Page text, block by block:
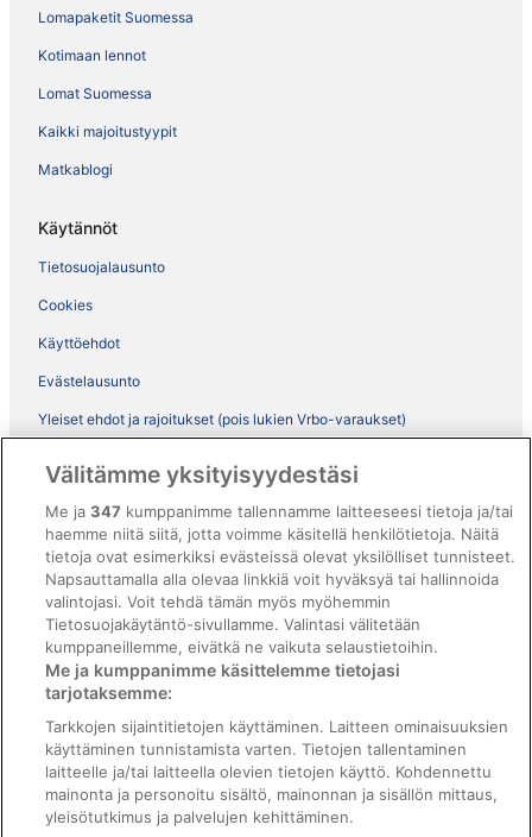
Lomapaketit Suomessa
Kotimaan lennot
Lomat Suomessa
Kaikki majoitustyypit
Matkablogi
Käytännöt
Tietosuojalausunto
Cookies
Käyttöehdot
Evästelausunto
Yleiset ehdot ja rajoitukset (pois lukien Vrbo-varaukset)
ebookers BONUS+ -ohjelman ehdot
Oikeudelliset tiedot / ota meihin yhteyttä
Sisältövaatimukset ja ilmoituksen tekeminen sisällöstä
Tuki
Ota yhteyttä
Varauksen muuttaminen tai peruuttaminen
Varaa lento lentoyhtiön hyvityskupongeilla
Hyvityksen hakeminen ja aikarajat
Välitämme yksityisyydestäsi
Me ja347 kumppanimme tallennamme laitteeseesi tietoja ja/tai
haemme niitä siitä, jotta voimme käsitellä henkilötietoja. Näitä
tietoja ovat esimerkiksi evästeissä olevat yksilölliset tunnisteet.
Napsauttamalla alla olevaa linkkiä voit hyväksyä tai hallinnoida
valintojasi. Voit tehdä tämän myös myöhemmin
Tietosuojakäytäntö-sivullamme. Valintasi välitetään
kumppaneillemme, eivätkä ne vaikuta selaustietoihin.
Me ja kumppanimme käsittelemme tietojasi
tarjotaksemme:
Tarkkojen sijaintitietojen käyttäminen. Laitteen ominaisuuksien
käyttäminen tunnistamista varten. Tietojen tallentaminen
laitteelle ja/tai laitteella olevien tietojen käyttö. Kohdennettu
mainonta ja personoitu sisältö, mainonnan ja sisällön mittaus,
yleisötutkimus ja palvelujen kehittäminen.